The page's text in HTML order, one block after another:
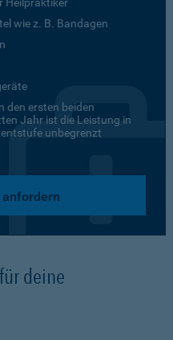
wie z. B. Bandagen
den ersten beiden
Jahr ist die Leistung in
unbegrenzt
deine